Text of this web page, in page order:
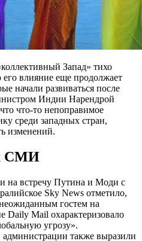
Запад» тихо
его влияние еще продолжает
начали развиваться после
Индии Нарендрой
что-то непоправимое
среди западных стран,
изменений.
СМИ
на встречу Путина и Моди с
Sky News отметило,
гостем на
Daily Mail охарактеризовало
угрозу».
также выразили